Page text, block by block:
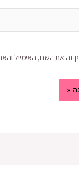
זה את השם, האימייל